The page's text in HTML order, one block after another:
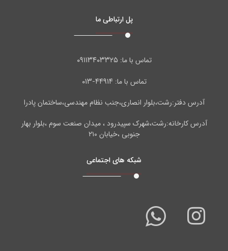
پل ارتباطی ما
تماس با ما:۰۹۱۱۳۴۰۳۳۲۵
تماس با ما: ۴۴۹۱۴-۰۱۳
آدرس دفتر:رشت،بلوار انصاری،جنب نظام مهندسی،ساختمان پادرا
آدرس کارخانه:رشت،شهرک سپیدرود ، میدان صنعت سوم ،بلوار بهار
جنوبی ،خیابان ۲۱۰
شبکه های اجتماعی